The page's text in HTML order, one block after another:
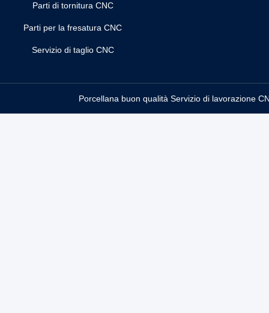
Parti di tornitura CNC
Parti per la fresatura CNC
Servizio di taglio CNC
Porcellana buon qualità Servizio di lavorazione